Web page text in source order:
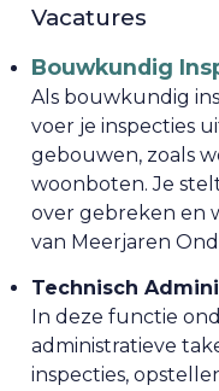
Vacatures
Bouwkundig
Als bouwkundig
voer je inspecties
gebouwen, zoals
woonboten. Je
over gebreken en
van Meerjaren
Technisch
In deze functie
administratieve
inspecties,